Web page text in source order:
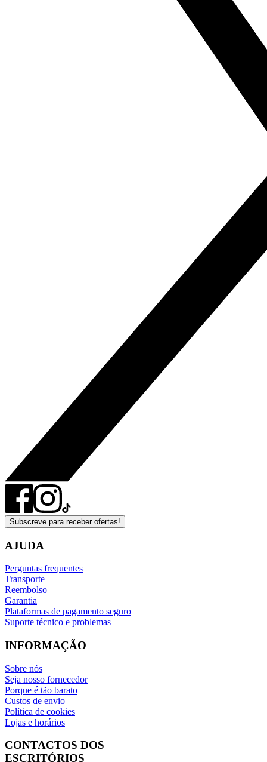
Subscreve para receber ofertas!
AJUDA
Perguntas frequentes
Transporte
Reembolso
Garantia
Plataformas de pagamento seguro
Suporte técnico e problemas
INFORMAÇÃO
Sobre nós
Seja nosso fornecedor
Porque é tão barato
Custos de envio
Política de cookies
Lojas e horários
CONTACTOS DOS
ESCRITÓRIOS